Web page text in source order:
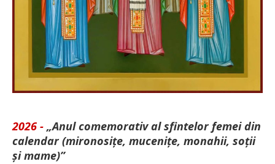
2026 - „Anul comemorativ al sfintelor femei din
calendar (mironosițe, mu­cenițe, monahii, soții
și mame)”